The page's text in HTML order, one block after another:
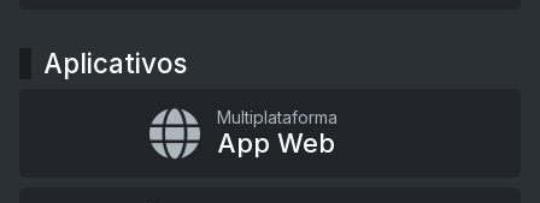
Aplicativos
Multiplataforma
App Web